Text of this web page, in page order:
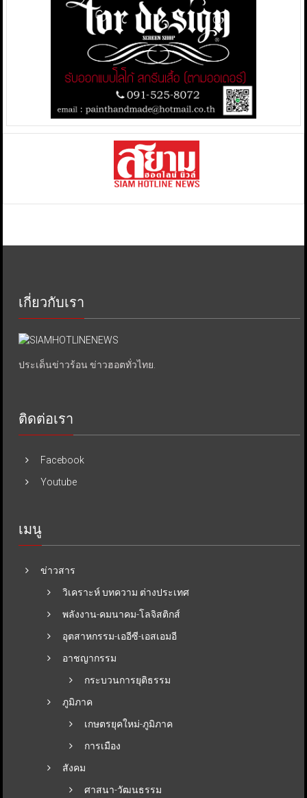
เกี่ยวกับเรา
ประเด็นข่าวร้อน ข่าวฮอตทั่วไทย.
ติดต่อเรา
Facebook
Youtube
เมนู
ข่าวสาร
วิเคราะห์ บทความ ต่างประเทศ
พลังงาน-คมนาคม-โลจิสติกส์
อุตสาหกรรม-เออีซี-เอสเอมอี
อาชญากรรม
กระบวนการยุติธรรม
ภูมิภาค
เกษตรยุคใหม่-ภูมิภาค
การเมือง
สังคม
ศาสนา-วัฒนธรรม